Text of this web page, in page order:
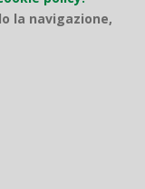
la navigazione,